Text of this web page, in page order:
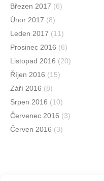
Březen 2017 (6)
Únor 2017 (8)
Leden 2017 (11)
Prosinec 2016 (6)
Listopad 2016 (20)
Říjen 2016 (15)
Září 2016 (8)
Srpen 2016 (10)
Červenec 2016 (3)
Červen 2016 (3)